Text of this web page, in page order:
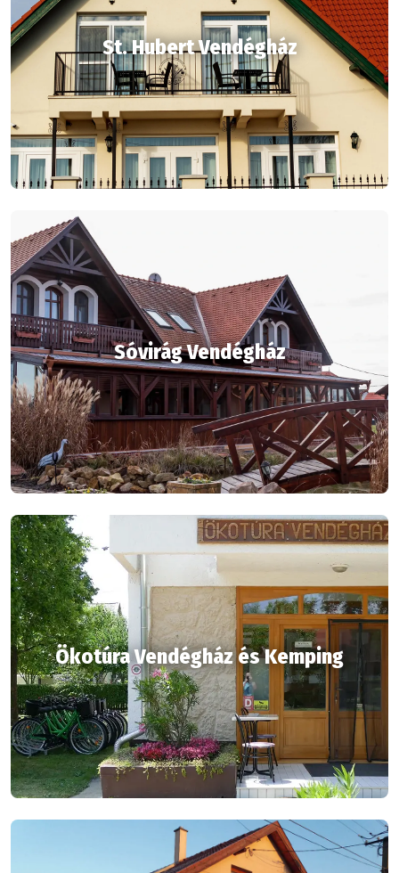
St. Hubert Vendégház
Sóvirág Vendégház
Ökotúra Vendégház és Kemping